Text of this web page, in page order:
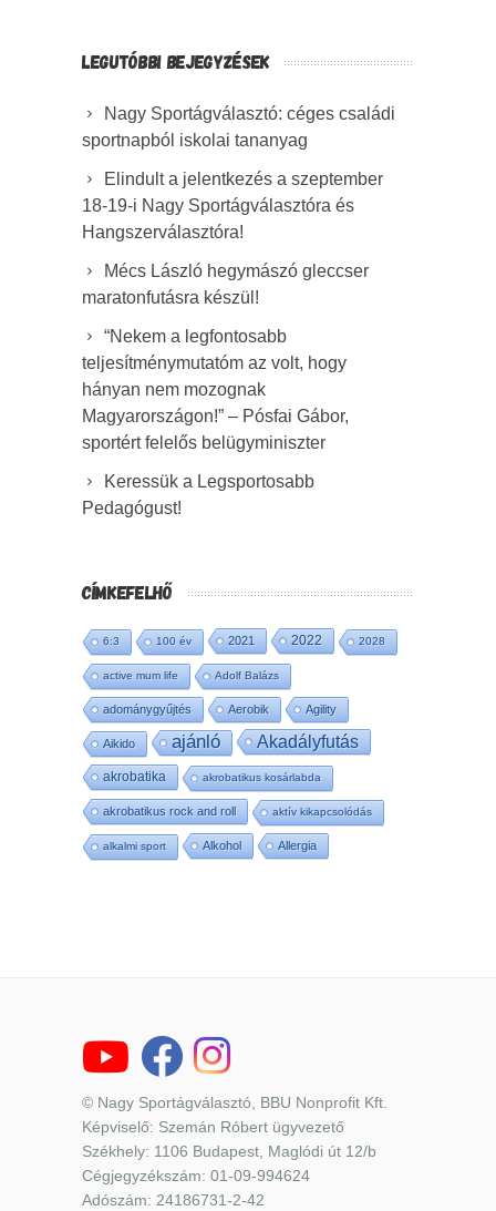
LEGUTÓBBI BEJEGYZÉSEK
Nagy Sportágválasztó: céges családi
sportnapból iskolai tananyag
Elindult a jelentkezés a szeptember
18-19-i Nagy Sportágválasztóra és
Hangszerválasztóra!
Mécs László hegymászó gleccser
maratonfutásra készül!
“Nekem a legfontosabb
teljesítménymutatóm az volt, hogy
hányan nem mozognak
Magyarországon!” – Pósfai Gábor,
sportért felelős belügyminiszter
Keressük a Legsportosabb
Pedagógust!
CÍMKEFELHŐ
6:3 100 év 2021 2022 2028
active mum life Adolf Balázs
adománygyűjtés Aerobik Agility
Aikido ajánló Akadályfutás
akrobatika akrobatikus kosárlabda
akrobatikus rock and roll aktív kikapcsolódás
alkalmi sport Alkohol Allergia
© Nagy Sportágválasztó, BBU Nonprofit Kft.
Képviselő: Szemán Róbert ügyvezető
Székhely: 1106 Budapest, Maglódi út 12/b
Cégjegyzékszám: 01-09-994624
Adószám: 24186731-2-42